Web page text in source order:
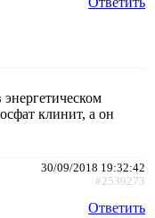
клинит, а он
30/09/2018 19:32:42
#2539273
Ответить